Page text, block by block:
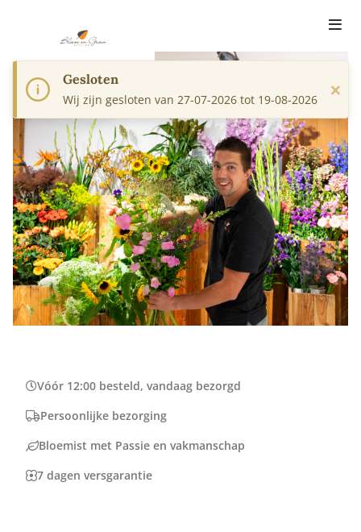
Vóór 12:00 besteld, vandaag bezorgd
Persoonlijke bezorging
Bloemist met Passie en vakmanschap
7 dagen versgarantie
Gesloten
Wij zijn gesloten van 27-07-2026 tot 19-08-2026 ×